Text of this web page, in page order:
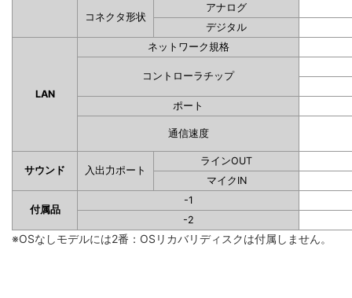
コネクタ形状
アナログ
デジタル
LAN
ネットワーク規格
コントローラチップ
ポート
通信速度
サウンド 入出力ポート
ラインOUT
マイクIN
付属品
-1
-2
※OSなしモデルには2番：OSリカバリディスクは付属しません。